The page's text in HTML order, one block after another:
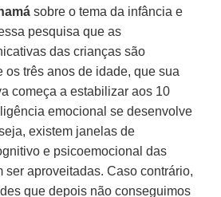
sobre o tema da infância e
pesquisa que as
das crianças são
os três anos de idade, que sua
começa a estabilizar aos 10
emocional se desenvolve
existem janelas de
e psicoemocional das
ser aproveitadas. Caso contrário,
que depois não conseguimos